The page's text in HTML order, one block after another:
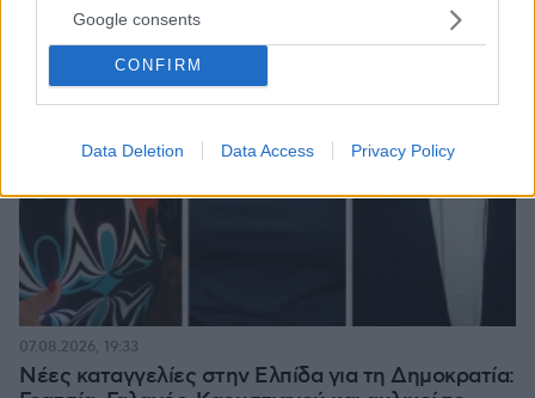
Google consents
CONFIRM
Data Deletion Data Access Privacy Policy
Νέες καταγγελίες στην Ελπίδα για τη Δημοκρατία:
07.08.2026, 19:33